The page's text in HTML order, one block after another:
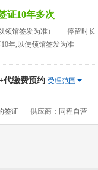
证10年多次
领馆签发为准）
停留时长
年,以使领馆签发为准
代缴费预约 受理范围
签证 供应商：同程自营